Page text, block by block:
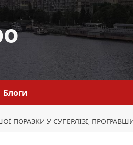
Блоги
ПОРАЗКИ У СУПЕРЛІЗІ,